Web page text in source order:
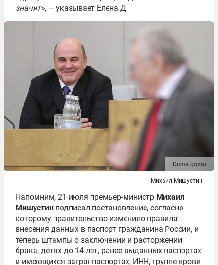
значит», — указывает Елена Д.
Duma.gov.ru
Михаил Мишустин
Напомним, 21 июля премьер-министр Михаил
Мишустин подписал постановление, согласно
которому правительство изменило правила
внесения данных в паспорт гражданина России, и
теперь штампы о заключении и расторжении
брака, детях до 14 лет, ранее выданных паспортах
и имеющихся загранпаспортах, ИНН, группе крови